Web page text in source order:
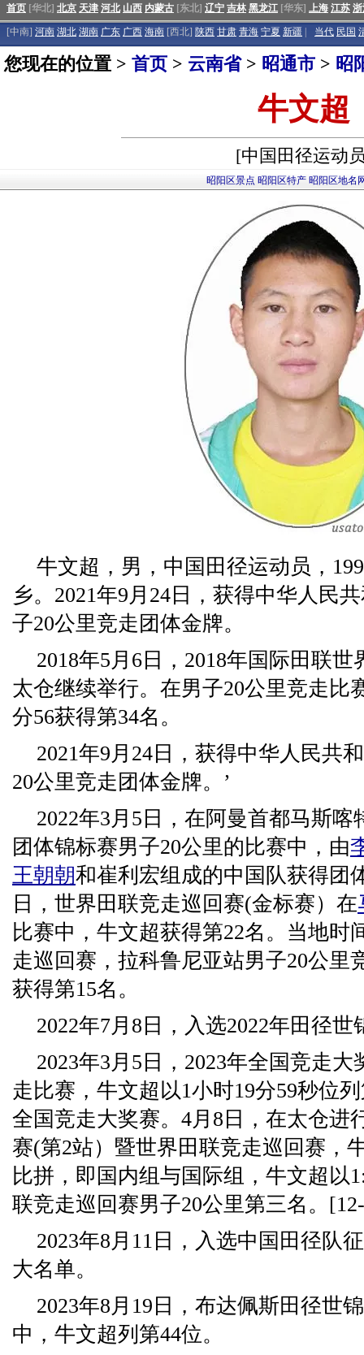
首页 [华北] 北京 天津 河北 山西 内蒙古 [东北] 辽宁 吉林 黑龙江 [华东] 上海 江苏
[中南] 河南 湖北 湖南 广东 广西 海南 [西北] 陕西 甘肃 青海 宁夏 新疆 当代 民国
您现在的位置 > 首页 > 云南省> 昭通市 > 昭
牛文超
[中国田径运动
昭阳区景点 昭阳区特产 昭阳区地名
牛文超，男，中国田径运动员，
乡。2021年9月24日，获得中华人民
子20公里竞走团体金牌。
2018年5月6日，2018年国际田联
太仓继续举行。在男子20公里竞走比
分56获得第34名。
2021年9月24日，获得中华人民共
20公里竞走团体金牌。’
2022年3月5日，在阿曼首都马斯喀
团体锦标赛男子20公里的比赛中，由
王朝朝和崔利宏组成的中国队获得团
日，世界田联竞走巡回赛(金标赛）在
比赛中，牛文超获得第22名。当地时
走巡回赛，拉科鲁尼亚站男子20公里
获得第15名。
2022年7月8日，入选2022年田径
2023年3月5日，2023年全国竞走
走比赛，牛文超以1小时19分59秒位
全国竞走大奖赛。4月8日，在太仓进
赛(第2站）暨世界田联竞走巡回赛，
比拼，即国内组与国际组，牛文超以
联竞走巡回赛男子20公里第三名。
2023年8月11日，入选中国田径队
大名单。
2023年8月19日，布达佩斯田径世
中，牛文超列第44位。